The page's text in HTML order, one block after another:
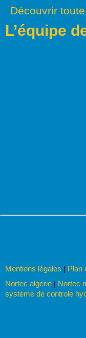
Découvrir
L’équipe
Mentions légales | Plan
Nortec algerie | Nortec
système de controle